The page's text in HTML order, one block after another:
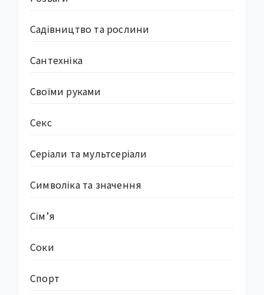
Садівництво та рослини
Сантехніка
Своїми руками
Секс
Серіали та мультсеріали
Символіка та значення
Сім’я
Соки
Спорт